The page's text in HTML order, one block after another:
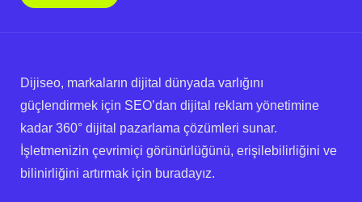
Dijiseo, markaların dijital dünyada varlığını
güçlendirmek için SEO’dan dijital reklam yönetimine
kadar 360° dijital pazarlama çözümleri sunar.
İşletmenizin çevrimiçi görünürlüğünü, erişilebilirliğini ve
bilinirliğini artırmak için buradayız.